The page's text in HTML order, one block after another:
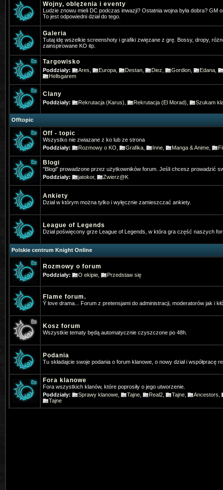
Wojny, oblężenia i eventy
Ludzie znowu mieli DC podczas inwazji? Ostatnia wojna była dobra?
To jest odpowiedni dział do tego.
Galeria
Tutaj idę wszelkie screenshoty i grafiki zwięzane z grę. Bossy, dropy,
zainspirowane KO itp.
Targowisko
Poddziały: Ares Europa Destan Diez Gordion Edana
Hellsgarem
Clany
Poddziały: Rekrutacja (Karus) Rekrutacja (El Morad) Szukam
Offtopic
Off - topic
Wszystko nie zwiazane z ko lub ze strona
Poddziały:
Rozmowy o KO Grafika Inne Manga & Anime
Blogi
"Blogi" prowadzone przez użytkowników forum. Jeśli chcesz prowadzić
Poddziały:
jatokor, Zwierz@K
Ankiety
Dział w którym można tylko i wyłęcznie zamieszczać ankiety.
League of Legends
Dział poświęcony grze League of Legends, w która gra część naszych
Polskie centrum Knight Online
Rozmowy o forum
Poddziały: O ekipie Przedstaw się
Flame forum.
Ý love drama... Forum z pretensjami do administracji, moderatorów jak i
Kosz forum
Wszystkie tematy będą automatycznie czyszczone po 48h.
Podania
Tu składajcie swoje podania o forum klanowe, o nowy dział i współpracę
Fora klanowe
Fora wszystkich klanów, które poprosiły o jego utworzenie.
Poddziały:
Sprawy klanowe Tajne Real2 Tajne Ancestors
Tajne
Pogo- 2025-01-31 17:32:05
Jakby co osobiście gram w ko na
4Dominik- 2025-02-11 19:31:52
Widac ze jeszcze sie niektórzy
TheFlash- 2025-02-22 22:46:13
Chłopaki zapraszam was ⚔️KO-
& HD CLIENT ⏩BETA:21 Mart
Gloria
Gdzie Pogo grasz
Jak się nazywało forum
Kojarzy ktos moze filmik z PK z tą
v=JaCli6AB2vI
Vey - 2026-01-05 07:37:13
⭐OhaGaming.com v1534 ✅
Ja tez gram na MYKO,
*Hangman- 2026-01-13 19:46:40
Www.mykomobile.com
SiwyProjectKO- 2026-03-14 01:51:46
https://prime-myko.com/-
Vey- 2026-06-08 08:47:27
⭐OhaGaming.com v1534 ✅NEW
19.06.2026
SiwyProjectKO- 2026-06-29 02:14:24